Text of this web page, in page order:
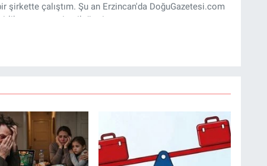
şirkette çalıştım. Şu an Erzincan'da DoğuGazetesi.com
yapıyor ve içerik üretiyorum.